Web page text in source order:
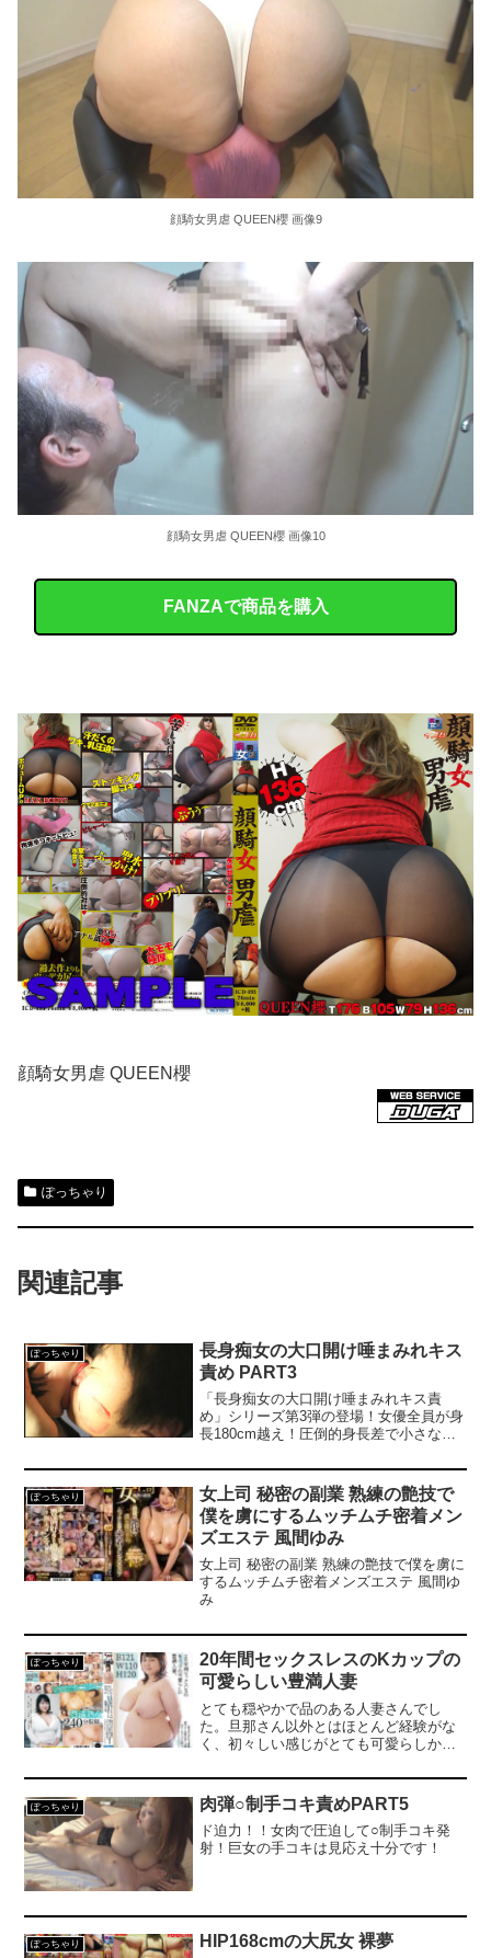
顔騎女男虐 QUEEN櫻 画像9
顔騎女男虐 QUEEN櫻 画像10
FANZAで商品を購入
顔騎女男虐 QUEEN櫻
ぽっちゃり
関連記事
ぽっちゃり
長身痴女の大口開け唾まみれキス
責め PART3
「長身痴女の大口開け唾まみれキス責
め」シリーズ第3弾の登場！女優全員が身
長180cm越え！圧倒的身長差で小さな男
め！厚い舌でベロベロ舐めまわし、顔面
唾まみれ！
ぽっちゃり
女上司 秘密の副業 熟練の艶技で
僕を虜にするムッチムチ密着メン
ズエステ 風間ゆみ
女上司 秘密の副業 熟練の艶技で僕を虜に
するムッチムチ密着メンズエステ 風間ゆ
み
ぽっちゃり
20年間セックスレスのKカップの
可愛らしい豊満人妻
とても穏やかで品のある人妻さんでし
た。旦那さん以外とはほとんど経験がな
く、初々しい感じがとても可愛らしかっ
うな色白モチ肌がポチャっと弾けるっ！
奇跡の可愛い系豊満熟女収録。6SEX収
録。
ぽっちゃり 肉弾○制手コキ責めPART5
ド迫力！！女肉で圧迫して○制手コキ発
射！巨女の手コキは見応え十分です！
ぽっちゃり HIP168cmの大尻女 裸夢